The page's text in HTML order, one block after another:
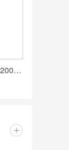
灵高超声波塑料焊接机 20kHz 2000/3000W K3000 Pro
+